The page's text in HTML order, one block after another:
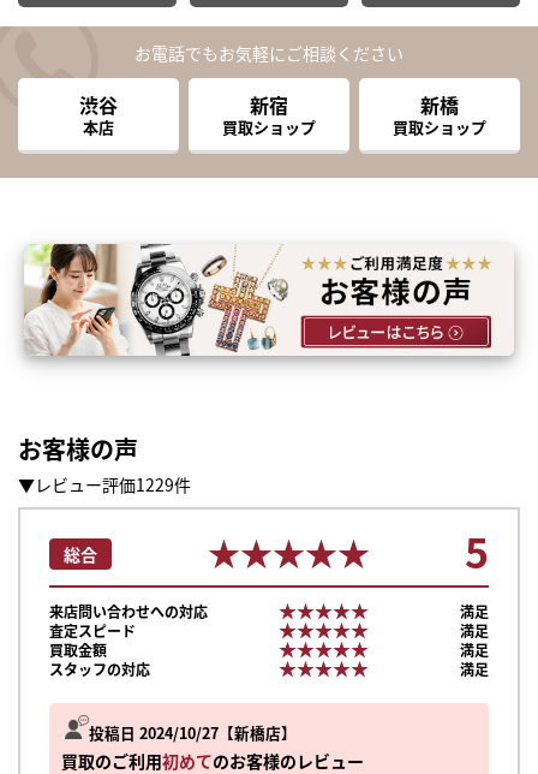
お電話でもお気軽にご相談ください
渋谷
本店
新宿
買取ショップ
新橋
買取ショップ
お客様の声
▼レビュー評価1229件
投稿日 2024/10/27 新橋店
買取のご利用初めてのお客様のレビュー
総合 ★★★★★
★★★★★ 5
来店問い合わせへの対応 ★★★★★
★★★★★
満足
査定スピード
★★★★★
★★★★★
満足
買取金額
★★★★★
★★★★★
満足
スタッフの対応
★★★★★
★★★★★ 満足